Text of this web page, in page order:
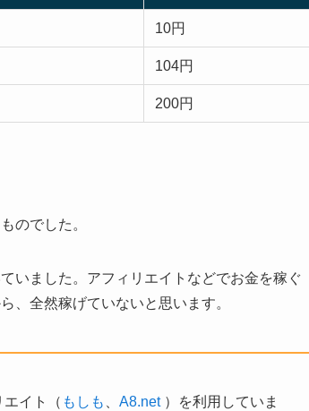
10円
104円
200円
のでした。
いました。アフィリエイトなどでお金を稼ぐ
、全然稼げていないと思います。
イト（ もしも A8.net）を利用していま